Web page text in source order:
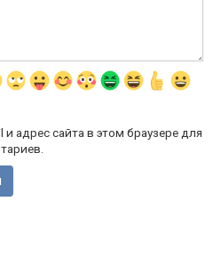
адрес сайта в этом браузере для